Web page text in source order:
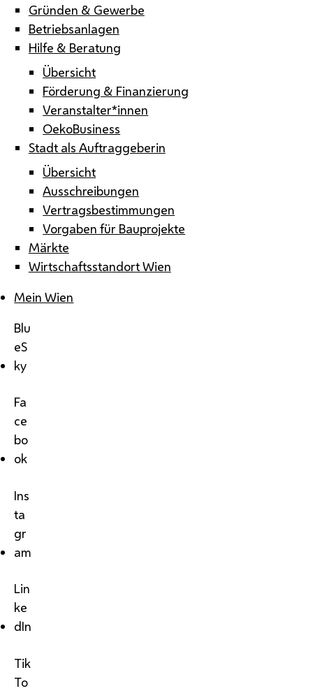
Gründen & Gewerbe
Betriebsanlagen
Hilfe & Beratung
Übersicht
Förderung & Finanzierung
Veranstalter*innen
OekoBusiness
Stadt als Auftraggeberin
Übersicht
Ausschreibungen
Vertragsbestimmungen
Vorgaben für Bauprojekte
Märkte
Wirtschaftsstandort Wien
Mein Wien
Blu
eS
ky
Fa
ce
bo
ok
Ins
ta
gr
am
Lin
ke
dIn
Tik
To